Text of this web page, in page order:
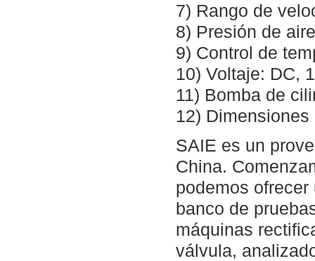
7) Rango de
8) Presión de
9) Control de
10) Voltaje: DC,
11) Bomba de
12)
SAIE es un
China.
podemos
banco de
máquinas
válvula,